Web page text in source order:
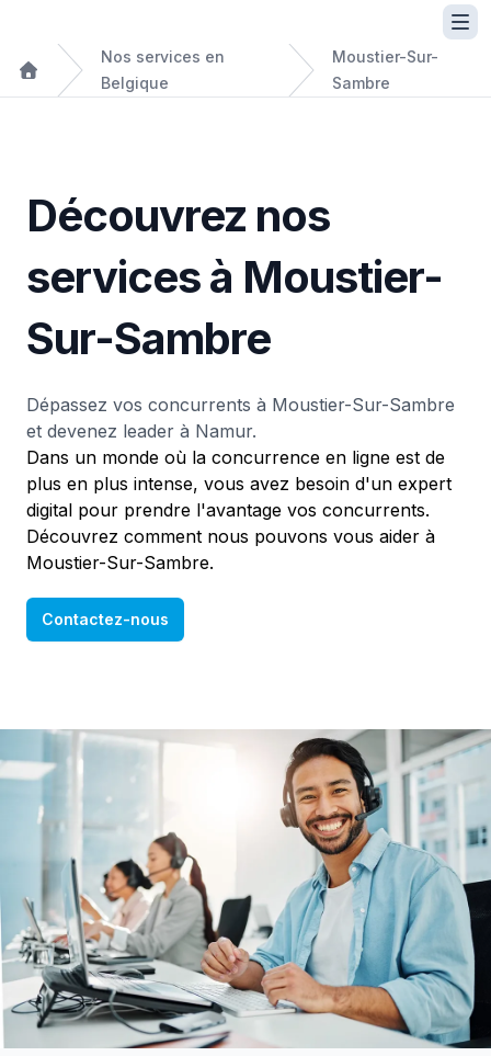
Nos services en
Belgique
Moustier-Sur-
Sambre
Découvrez nos
services à Moustier-
Sur-Sambre
Dépassez vos concurrents à Moustier-Sur-Sambre
et devenez leader à Namur.
Dans un monde où la concurrence en ligne est de
plus en plus intense, vous avez besoin d'un expert
digital pour prendre l'avantage vos concurrents.
Découvrez comment nous pouvons vous aider à
Moustier-Sur-Sambre.
Contactez-nous